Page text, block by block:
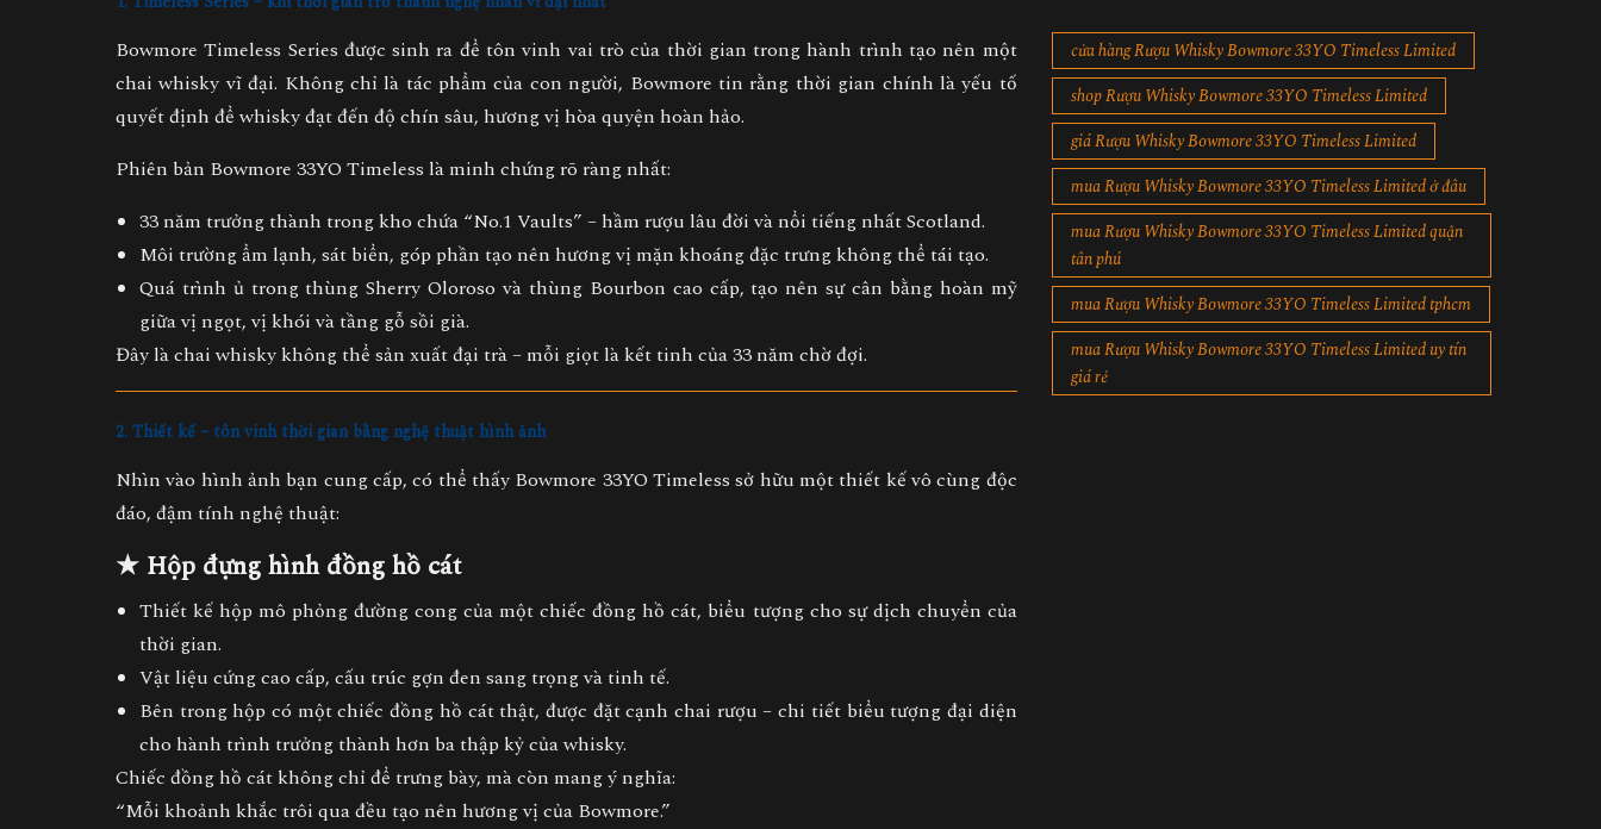
Bowmore Timeless Series được sinh ra để tôn vinhvai trò của thời gian trong hành trình tạo nên một
chai whisky vĩ đại. Không chỉ là tác phẩm của con người, Bowmore tin rằng thời gian chính là yếu tố
quyết định để whisky đạt đến độ chín sâu, hương vị hòa quyện hoàn hảo.
Phiên bản Bowmore 33YO Timeless là minh chứng rõ ràng nhất:
33 năm trưởng thành trong kho chứa “No.1 Vaults” – hầm rượu lâu đời và nổi tiếng nhất Scotland.
Môi trường ẩm lạnh, sát biển, góp phần tạo nên hương vị mặn khoáng đặc trưng không thể tái tạo.
Quá trình ủ trongthùng Sherry Oloroso và thùng Bourbon cao cấp, tạo nên sự cân bằng hoàn mỹ
giữa vị ngọt, vị khói và tầng gỗ sồi già.
Đây là chai whisky không thể sản xuất đại trà – mỗi giọt là kết tinh của33 năm chờ đợi.
2. Thiết kế – tôn vinh thời gian bằng nghệ thuật hình ảnh
Nhìn vào hình ảnh bạn cung cấp, có thể thấy Bowmore 33YO Timeless sở hữu một thiết kế vô cùng độc
đáo, đậm tính nghệ thuật:
★ Hộp đựng hình đồng hồ cát
Thiết kế hộp mô phỏng đường cong của một chiếcđồng hồ cát, biểu tượng cho sự dịch chuyển của
thời gian.
Vật liệu cứng cao cấp, cấu trúc gợn đen sang trọng và tinh tế.
Bên trong hộp có một chiếc đồng hồ cát thật, được đặt cạnh chai rượu – chi tiết biểu tượng đại diện
cho hành trình trưởng thành hơn ba thập kỷ của whisky.
Chiếc đồng hồ cát không chỉ để trưng bày, mà còn mang ý nghĩa:
“Mỗi khoảnh khắc trôi qua đều tạo nên hương vị của Bowmore.”
cửa hàng Rượu Whisky Bowmore 33YO Timeless Limited
shop Rượu Whisky Bowmore 33YO Timeless Limited
giá Rượu Whisky Bowmore 33YO Timeless Limited
mua Rượu Whisky Bowmore 33YO Timeless Limited ở đâu
mua Rượu Whisky Bowmore 33YO Timeless Limited quận
tân phú
mua Rượu Whisky Bowmore 33YO Timeless Limited tphcm
mua Rượu Whisky Bowmore 33YO Timeless Limited uy tín
giá rẻ